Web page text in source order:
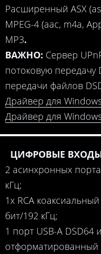
Расширенный ASX
MPEG-4 (aac, m4a,
МР3.
ВАЖНО: Сервер
потоковую передачу
передачи файлов
Драйвер для
Драйвер для
ЦИФРОВЫЕ
2 асинхронных
кГц;
1x RCA
бит/192 кГц;
1 порт USB-A DSD64
отформатированный